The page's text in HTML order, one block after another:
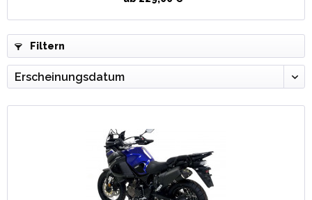
Filtern